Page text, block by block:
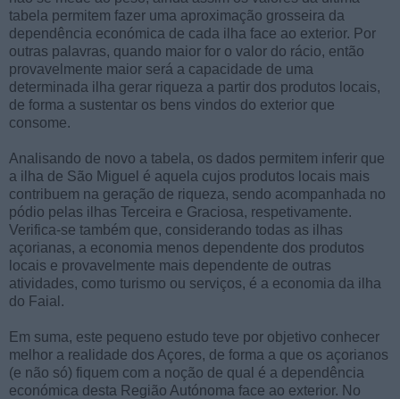
tabela permitem fazer uma aproximação grosseira da
dependência económica de cada ilha face ao exterior. Por
outras palavras, quando maior for o valor do rácio, então
provavelmente maior será a capacidade de uma
determinada ilha gerar riqueza a partir dos produtos locais,
de forma a sustentar os bens vindos do exterior que
consome.
Analisando de novo a tabela, os dados permitem inferir que
a ilha de São Miguel é aquela cujos produtos locais mais
contribuem na geração de riqueza, sendo acompanhada no
pódio pelas ilhas Terceira e Graciosa, respetivamente.
Verifica-se também que, considerando todas as ilhas
açorianas, a economia menos dependente dos produtos
locais e provavelmente mais dependente de outras
atividades, como turismo ou serviços, é a economia da ilha
do Faial.
Em suma, este pequeno estudo teve por objetivo conhecer
melhor a realidade dos Açores, de forma a que os açorianos
(e não só) fiquem com a noção de qual é a dependência
económica desta Região Autónoma face ao exterior. No